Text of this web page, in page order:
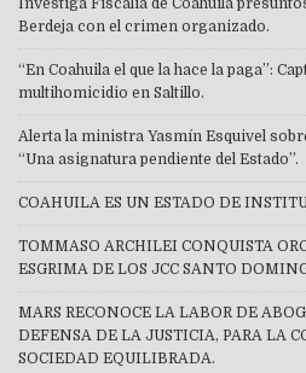
Investiga Fiscalía de Coahuila
Berdeja con el crimen organizado.
“En Coahuila el que la hace la paga”:
multihomicidio en Saltillo.
Alerta la ministra Yasmín Esquivel
“Una asignatura pendiente del Estado”.
COAHUILA ES UN ESTADO DE
TOMMASO ARCHILEI CONQUISTA
ESGRIMA DE LOS JCC SANTO
MARS RECONOCE LA LABOR DE
DEFENSA DE LA JUSTICIA, PARA LA
SOCIEDAD EQUILIBRADA.